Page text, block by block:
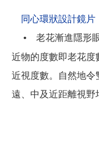
同心環狀設計鏡片
• 老花漸進隱形
近物的度數即老花
近視度數。自然地
遠、中及近距離視野